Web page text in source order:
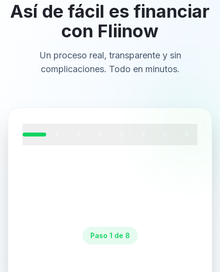
Así de fácil es financiar
con Fliinow
Un proceso real, transparente y sin
complicaciones. Todo en minutos.
Paso 1 de 8